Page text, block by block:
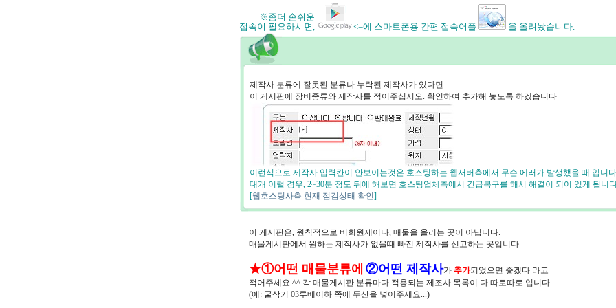
※좀더 손쉬운
접속이 필요하시면,
<=에 스마트폰용 간편 접속어플 을 올려놨습니다.
제작사 분류에 잘못된 분류나 누락된 제작사가 있다면
이 게시판에 장비종류와 제작사를 적어주십시오. 확인하여 추가해 놓도록 하겠습니다
이런식으로 제작사 입력칸이 안보이는것은 호스팅하는 웹서버측에서 무슨 에러가 발생했을 때 입니
대개 이럴 경우, 2~30분 정도 뒤에 해보면 호스팅업체측에서 긴급복구를 해서 해결이 되어 있게 됩니
[웹호스팅사측 현재 점검상태 확인]
이 게시판은, 원칙적으로 비회원제이나, 매물을 올리는 곳이 아닙니다.
매물게시판에서 원하는 제작사가 없을때 빠진 제작사를 신고하는 곳입니다
★①어떤 매물분류에 ②어떤 제작사가 추가되었으면 좋겠다 라고
적어주세요 ^^ 각 매물게시판 분류마다 적용되는 제조사 목록이 다 따로따로 입니다.
(예: 굴삭기 03루베이하 쪽에 두산을 넣어주세요...)